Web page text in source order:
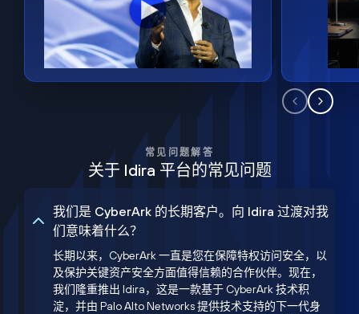
常见问题解答
关于 Idira 平台的常见问题
我们是 CyberArk 的长期客户。向 Idira 过渡对我
们意味着什么？
长期以来，CyberArk 一直是您在保障特权访问安全，以
及保护关键资产安全方面值得信赖的合作伙伴。现在，
我们隆重推出 Idira，这是一款基于 CyberArk 技术积
淀，并由 Palo Alto Networks 提供技术支持的下一代身